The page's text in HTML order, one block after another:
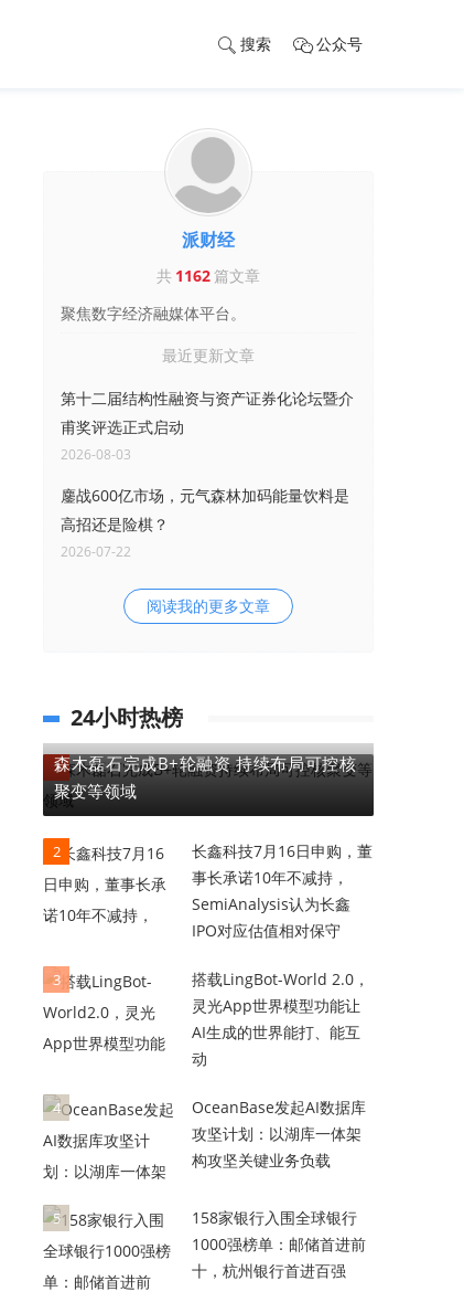
搜索 公众号
派财经
共 1162篇文章
聚焦数字经济融媒体平台。
最近更新文章
第十二届结构性融资与资产证券化论坛暨介
甫奖评选正式启动
2026-08-03
鏖战600亿市场，元气森林加码能量饮料是
高招还是险棋？
2026-07-22
阅读我的更多文章
24小时热榜
1
森木磊石完成B+轮融资 持续布局可控核
聚变等领域
2
长鑫科技7月16日申购，董
事长承诺10年不减持，
SemiAnalysis认为长鑫
IPO对应估值相对保守
3
搭载LingBot-World 2.0，
灵光App世界模型功能让
AI生成的世界能打、能互
动
4
OceanBase发起AI数据库
攻坚计划：以湖库一体架
构攻坚关键业务负载
5
158家银行入围全球银行
1000强榜单：邮储首进前
十，杭州银行首进百强